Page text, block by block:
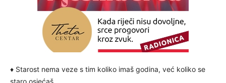
♦ Starost nema veze s tim koliko imaš godina, već koliko se